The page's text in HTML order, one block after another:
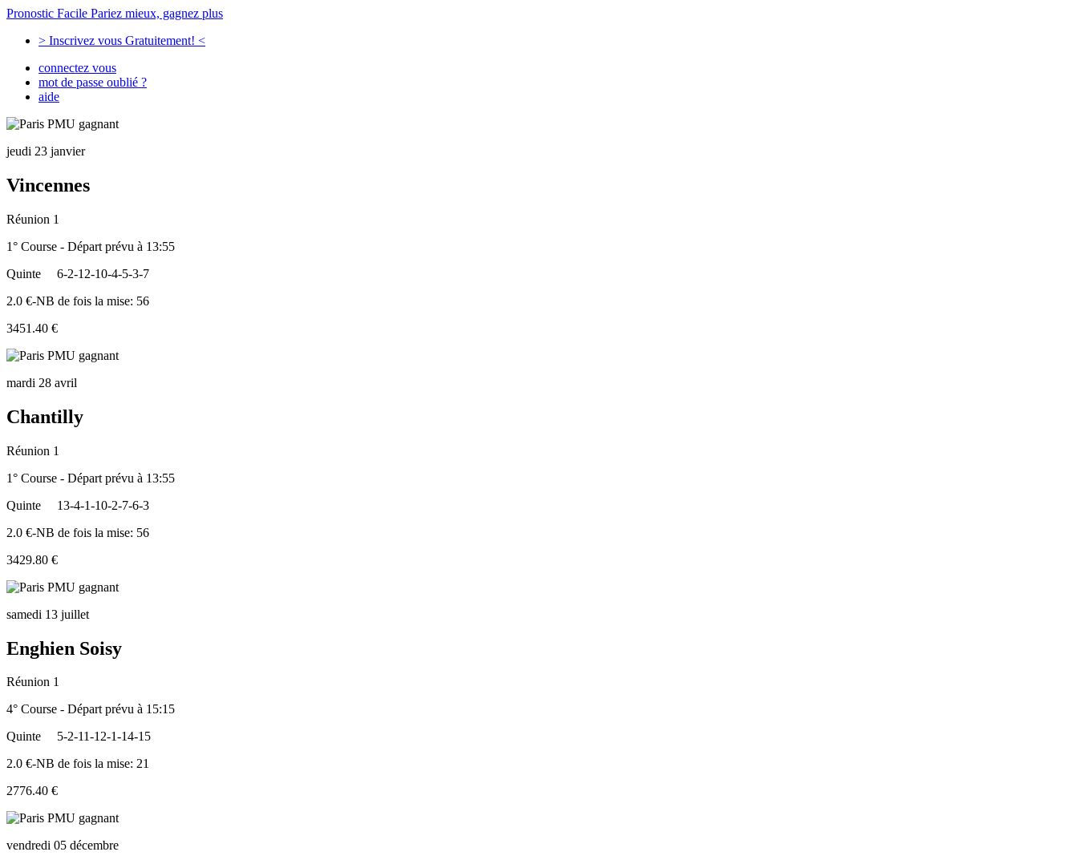
Pronostic Facile Pariez mieux, gagnez plus
> Inscrivez vous Gratuitement! <
connectez vous
mot de passe oublié ?
aide
jeudi 23 janvier
Vincennes
Réunion 1
1° Course - Départ prévu à 13:55
Quinte
6-2-12-10-4-5-3-7
2.0 €-NB de fois la mise: 56
3451.40 €
mardi 28 avril
Chantilly
Réunion 1
1° Course - Départ prévu à 13:55
Quinte
13-4-1-10-2-7-6-3
2.0 €-NB de fois la mise: 56
3429.80 €
samedi 13 juillet
Enghien Soisy
Réunion 1
4° Course - Départ prévu à 15:15
Quinte
5-2-11-12-1-14-15
2.0 €-NB de fois la mise: 21
2776.40 €
vendredi 05 décembre